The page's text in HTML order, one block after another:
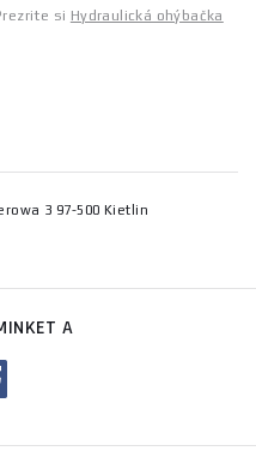
si Hydraulická ohýbačka
3 97-500 Kietlin
A